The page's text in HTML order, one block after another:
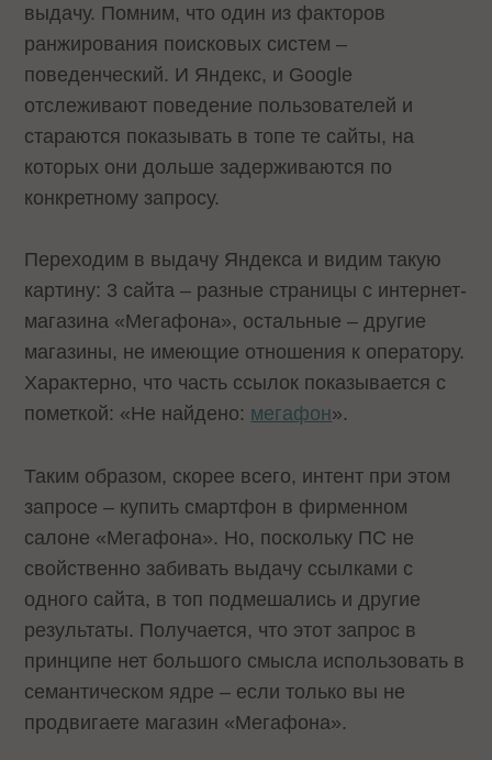
выдачу. Помним, что один из факторов
ранжирования поисковых систем –
поведенческий. И Яндекс, и Google
отслеживают поведение пользователей и
стараются показывать в топе те сайты, на
которых они дольше задерживаются по
конкретному запросу.
Переходим в выдачу Яндекса и видим такую
картину: 3 сайта – разные страницы с интернет-
магазина «Мегафона», остальные – другие
магазины, не имеющие отношения к оператору.
Характерно, что часть ссылок показывается с
пометкой: «Не найдено: мегафон».
Таким образом, скорее всего, интент при этом
запросе – купить смартфон в фирменном
салоне «Мегафона». Но, поскольку ПС не
свойственно забивать выдачу ссылками с
одного сайта, в топ подмешались и другие
результаты. Получается, что этот запрос в
принципе нет большого смысла использовать в
семантическом ядре – если только вы не
продвигаете магазин «Мегафона».